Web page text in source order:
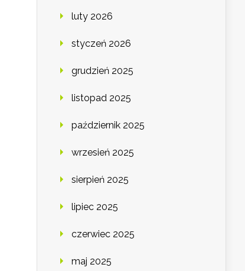
luty 2026
styczeń 2026
grudzień 2025
listopad 2025
październik 2025
wrzesień 2025
sierpień 2025
lipiec 2025
czerwiec 2025
maj 2025